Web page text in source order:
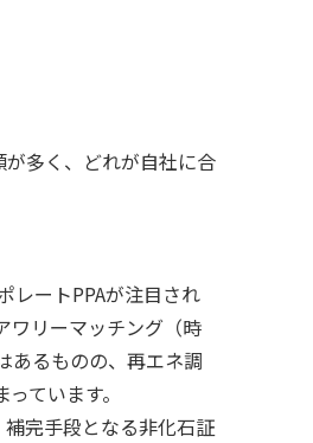
が多く、どれが自社に合
レートPPAが注目され
ワリーマッチング（時
あるものの、再エネ調
ています。
完手段となる非化石証